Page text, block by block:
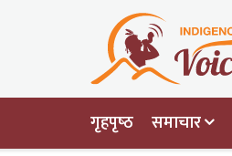
गृहपृष्‍ठ समाचार